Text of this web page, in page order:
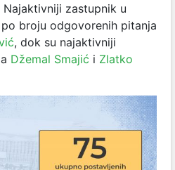
zastupnik u
broju odgovorenih pitanja
, dok su najaktivniji
Džemal Smajić i Zlatko